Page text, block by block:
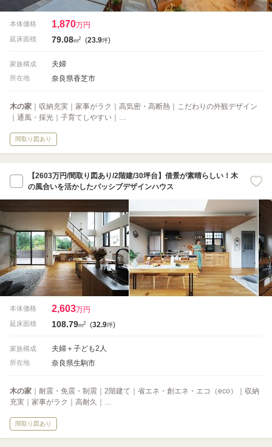
本体価格 1,870万円
延床面積 79.08m2 (23.9坪)
家族構成 夫婦
所在地 奈良県香芝市
木の家 ｜収納充実｜家事がラク｜高気密・高断熱｜こだわりの外観デザイン
｜通風・採光｜子育てしやすい｜…
間取り図あり
【2603万円/間取り図あり/2階建/30坪台】借景が素晴らしい！木
の風合いを活かしたパッシブデザインハウス
本体価格 2,603万円
延床面積 108.79m2 (32.9坪)
家族構成 夫婦＋子ども2人
所在地 奈良県生駒市
木の家 ｜耐震・免震・制震｜2階建て｜省エネ・創エネ・エコ（eco）｜収納
充実｜家事がラク｜高耐久｜…
間取り図あり